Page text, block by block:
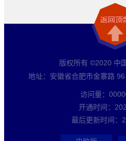
版权所有 ©2020 中
地址：安徽省合肥市金寨路
访问量：
开通时间：
最后更新时间：